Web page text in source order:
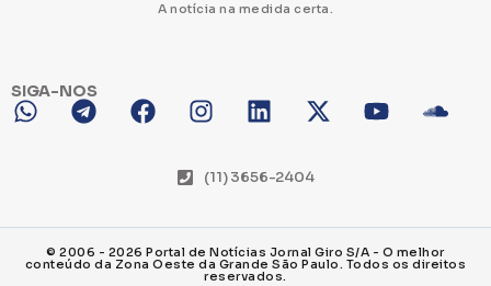
A notícia na medida certa.
SIGA-NOS
(11) 3656-2404
© 2006 - 2026 Portal de Notícias Jornal Giro S/A - O melhor
conteúdo da Zona Oeste da Grande São Paulo. Todos os direitos
reservados.